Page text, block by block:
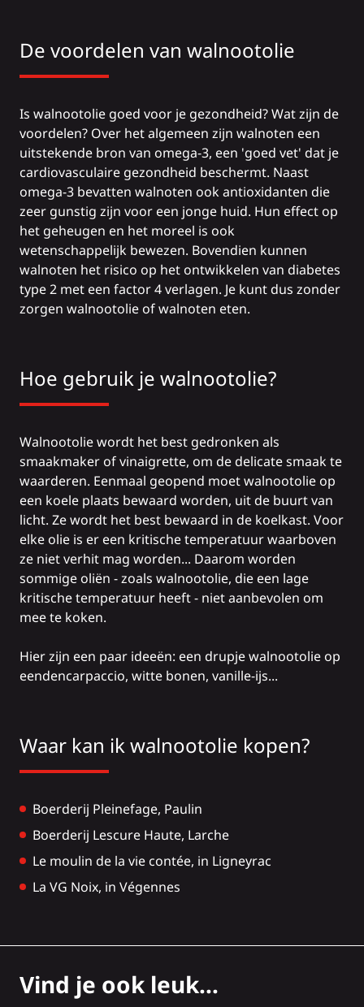
De voordelen van walnootolie
Is walnootolie goed voor je gezondheid? Wat zijn de
voordelen? Over het algemeen zijn walnoten een
uitstekende bron van omega-3, een 'goed vet' dat je
cardiovasculaire gezondheid beschermt. Naast
omega-3 bevatten walnoten ook antioxidanten die
zeer gunstig zijn voor een jonge huid. Hun effect op
het geheugen en het moreel is ook
wetenschappelijk bewezen. Bovendien kunnen
walnoten het risico op het ontwikkelen van diabetes
type 2 met een factor 4 verlagen. Je kunt dus zonder
zorgen walnootolie of walnoten eten.
Hoe gebruik je walnootolie?
Walnootolie wordt het best gedronken als
smaakmaker of vinaigrette, om de delicate smaak te
waarderen. Eenmaal geopend moet walnootolie op
een koele plaats bewaard worden, uit de buurt van
licht. Ze wordt het best bewaard in de koelkast. Voor
elke olie is er een kritische temperatuur waarboven
ze niet verhit mag worden... Daarom worden
sommige oliën - zoals walnootolie, die een lage
kritische temperatuur heeft - niet aanbevolen om
mee te koken.
Hier zijn een paar ideeën: een drupje walnootolie op
eendencarpaccio, witte bonen, vanille-ijs...
Waar kan ik walnootolie kopen?
Boerderij Pleinefage, Paulin
Boerderij Lescure Haute, Larche
Le moulin de la vie contée, in Ligneyrac
La VG Noix, in Végennes
Vind je ook leuk...